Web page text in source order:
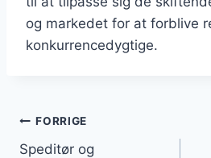
og markedet for at forblive
konkurrencedygtige.
Indlægsnavigation
FORRIGE
Speditør og